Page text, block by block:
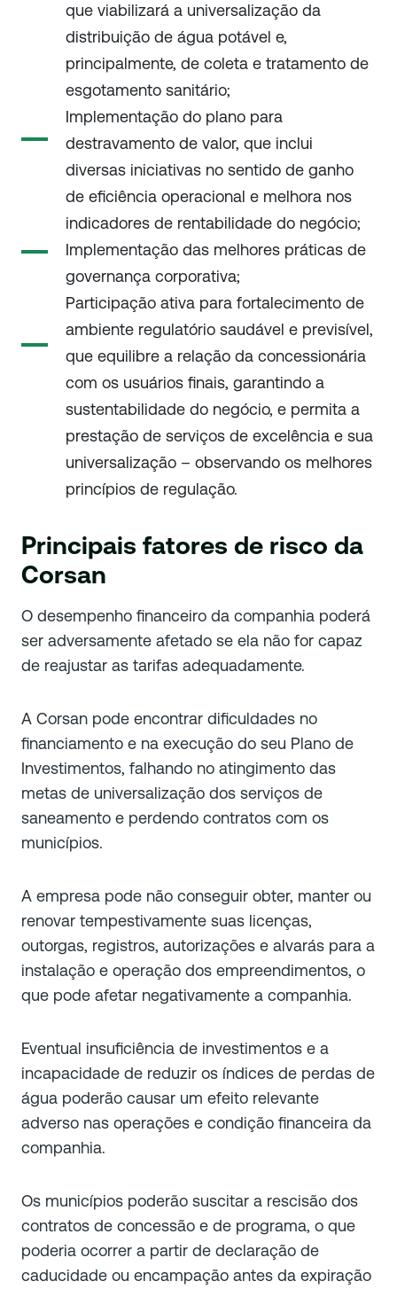
que viabilizará a universalização da
distribuição de água potável e,
principalmente, de coleta e tratamento de
esgotamento sanitário;
Implementação do plano para
destravamento de valor, que inclui
diversas iniciativas no sentido de ganho
de eficiência operacional e melhora nos
indicadores de rentabilidade do negócio;
Implementação das melhores práticas de
governança corporativa;
Participação ativa para fortalecimento de
ambiente regulatório saudável e previsível,
que equilibre a relação da concessionária
com os usuários finais, garantindo a
sustentabilidade do negócio, e permita a
prestação de serviços de excelência e sua
universalização – observando os melhores
princípios de regulação.
Principais fatores de risco da
Corsan
O desempenho financeiro da companhia poderá
ser adversamente afetado se ela não for capaz
de reajustar as tarifas adequadamente.
A Corsan pode encontrar dificuldades no
financiamento e na execução do seu Plano de
Investimentos, falhando no atingimento das
metas de universalização dos serviços de
saneamento e perdendo contratos com os
municípios.
A empresa pode não conseguir obter, manter ou
renovar tempestivamente suas licenças,
outorgas, registros, autorizações e alvarás para a
instalação e operação dos empreendimentos, o
que pode afetar negativamente a companhia.
Eventual insuficiência de investimentos e a
incapacidade de reduzir os índices de perdas de
água poderão causar um efeito relevante
adverso nas operações e condição financeira da
companhia.
Os municípios poderão suscitar a rescisão dos
contratos de concessão e de programa, o que
poderia ocorrer a partir de declaração de
caducidade ou encampação antes da expiração